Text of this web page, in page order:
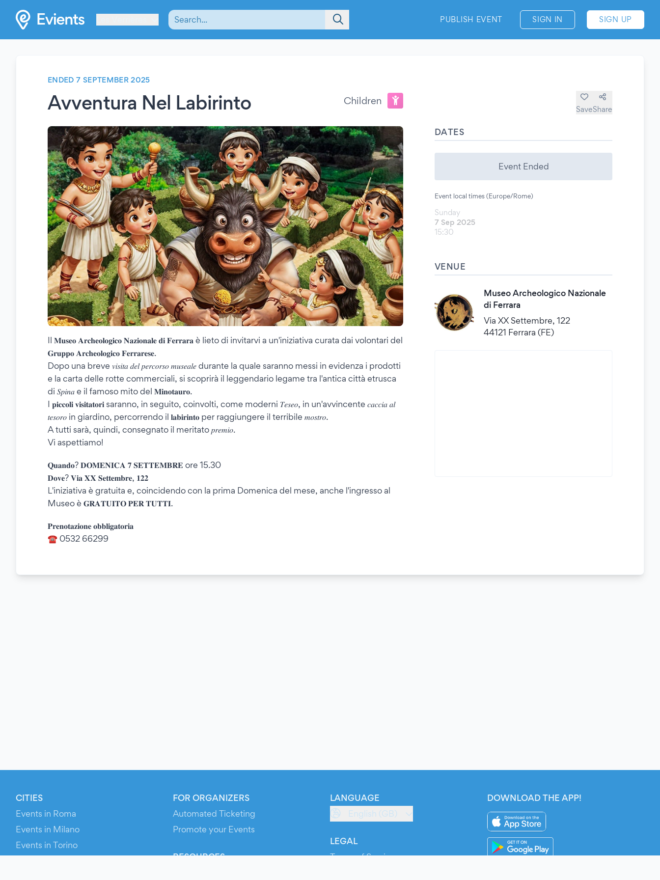
PUBLISH EVENT SIGN IN SIGN UP
ENDED 7 SEPTEMBER 2025
Avventura Nel Labirinto Children
SaveShare
Il 𝐌𝐮𝐬𝐞𝐨 𝐀𝐫𝐜𝐡𝐞𝐨𝐥𝐨𝐠𝐢𝐜𝐨 𝐍𝐚𝐳𝐢𝐨𝐧𝐚𝐥𝐞 𝐝𝐢 𝐅𝐞𝐫𝐫𝐚𝐫𝐚 è lieto di invitarvi a un'iniziativa curata dai volontari del
𝐆𝐫𝐮𝐩𝐩𝐨 𝐀𝐫𝐜𝐡𝐞𝐨𝐥𝐨𝐠𝐢𝐜𝐨 𝐅𝐞𝐫𝐫𝐚𝐫𝐞𝐬𝐞.
Dopo una breve 𝑣𝑖𝑠𝑖𝑡𝑎 𝑑𝑒𝑙 𝑝𝑒𝑟𝑐𝑜𝑟𝑠𝑜 𝑚𝑢𝑠𝑒𝑎𝑙𝑒 durante la quale saranno messi in evidenza i prodotti
e la carta delle rotte commerciali, si scoprirà il leggendario legame tra l'antica città etrusca
di 𝑆𝑝𝑖𝑛𝑎 e il famoso mito del 𝐌𝐢𝐧𝐨𝐭𝐚𝐮𝐫𝐨.
I 𝐩𝐢𝐜𝐜𝐨𝐥𝐢 𝐯𝐢𝐬𝐢𝐭𝐚𝐭𝐨𝐫𝐢 saranno, in seguito, coinvolti, come moderni 𝑇𝑒𝑠𝑒𝑜, in un'avvincente 𝑐𝑎𝑐𝑐𝑖𝑎 𝑎𝑙
𝑡𝑒𝑠𝑜𝑟𝑜 in giardino, percorrendo il 𝐥𝐚𝐛𝐢𝐫𝐢𝐧𝐭𝐨 per raggiungere il terribile 𝑚𝑜𝑠𝑡𝑟𝑜.
A tutti sarà, quindi, consegnato il meritato 𝑝𝑟𝑒𝑚𝑖𝑜.
Vi aspettiamo!
𝐐𝐮𝐚𝐧𝐝𝐨? 𝐃𝐎𝐌𝐄𝐍𝐈𝐂𝐀 𝟕 𝐒𝐄𝐓𝐓𝐄𝐌𝐁𝐑𝐄 ore 15.30
𝐃𝐨𝐯𝐞? 𝐕𝐢𝐚 𝐗𝐗 𝐒𝐞𝐭𝐭𝐞𝐦𝐛𝐫𝐞, 𝟏𝟐𝟐
L'iniziativa è gratuita e, coincidendo con la prima Domenica del mese, anche l'ingresso al
Museo è 𝐆𝐑𝐀𝐓𝐔𝐈𝐓𝐎 𝐏𝐄𝐑 𝐓𝐔𝐓𝐓𝐈.
𝐏𝐫𝐞𝐧𝐨𝐭𝐚𝐳𝐢𝐨𝐧𝐞 𝐨𝐛𝐛𝐥𝐢𝐠𝐚𝐭𝐨𝐫𝐢𝐚
☎️ 0532 66299
DATES
Event Ended
Event local times (Europe/Rome)
Sunday
7 Sep 2025
15:30
VENUE
Museo Archeologico Nazionale
di Ferrara
Via XX Settembre, 122
44121 Ferrara (FE)
CITIES
Events in Roma
Events in Milano
Events in Torino
FOR ORGANIZERS
Automated Ticketing
Promote your Events
RESOURCES
LANGUAGE
English (GB)
LEGAL
Terms of Service
DOWNLOAD THE APP!